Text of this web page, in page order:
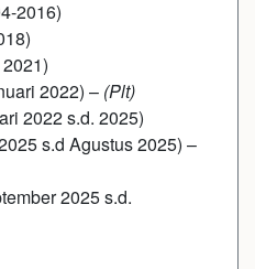
2016)
2022) – (Plt)
2022 s.d. 2025)
s.d Agustus 2025) –
2025 s.d.